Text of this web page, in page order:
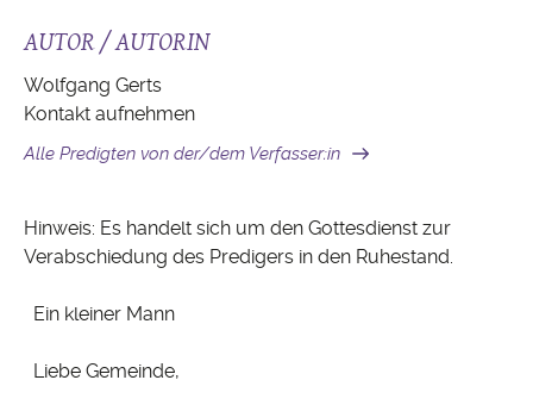
AUTOR / AUTORIN
Wolfgang Gerts
Kontakt aufnehmen
Alle Predigten von der/dem Verfasser:in
Hinweis: Es handelt sich um den Gottesdienst zur
Verabschiedung des Predigers in den Ruhestand.
Ein kleiner Mann
Liebe Gemeinde,